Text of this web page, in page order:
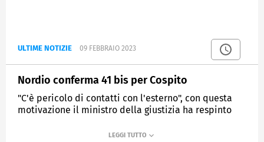
ULTIME NOTIZIE 09 FEBBRAIO 2023
Nordio conferma 41 bis per Cospito
"C'è pericolo di contatti con l'esterno", con questa
motivazione il ministro della giustizia ha respinto